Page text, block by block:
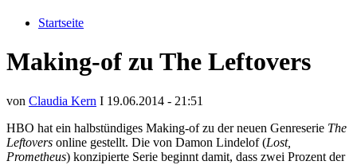
Startseite
Making-of zu The Leftovers
von Claudia Kern I 19.06.2014 - 21:51
HBO hat ein halbstündiges Making-of zu der neuen Genreserie The
Leftovers online gestellt. Die von Damon Lindelof (Lost,
Prometheus) konzipierte Serie beginnt damit, dass zwei Prozent der